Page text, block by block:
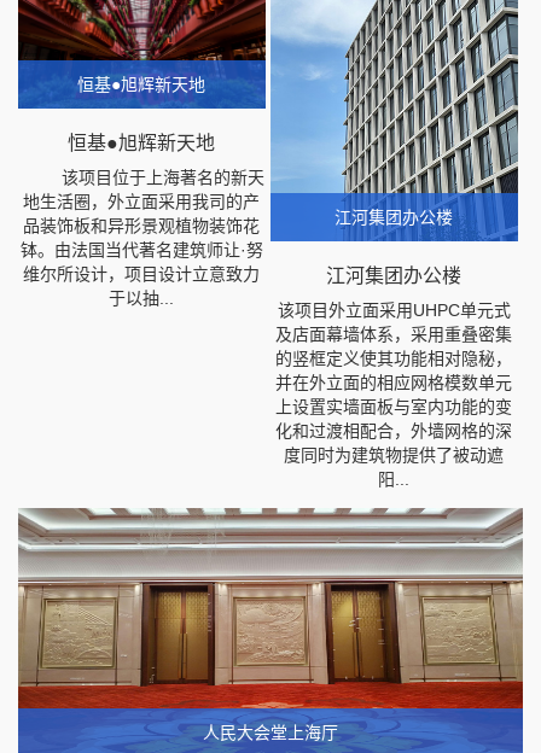
恒基●旭辉新天地
恒基●旭辉新天地
该项目位于上海著名的新天
地生活圈，外立面采用我司的产
品装饰板和异形景观植物装饰花
钵。由法国当代著名建筑师让·努
维尔所设计，项目设计立意致力
于以抽...
江河集团办公楼
江河集团办公楼
该项目外立面采用UHPC单元式
及店面幕墙体系，采用重叠密集
的竖框定义使其功能相对隐秘，
并在外立面的相应网格模数单元
上设置实墙面板与室内功能的变
化和过渡相配合，外墙网格的深
度同时为建筑物提供了被动遮
阳...
人民大会堂上海厅